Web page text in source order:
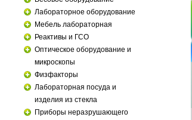
Лабораторное оборудование
Мебель лабораторная
Реактивы и ГСО
Оптическое оборудование и
микроскопы
Физфакторы
Лабораторная посуда и
изделия из стекла
Приборы неразрушающего